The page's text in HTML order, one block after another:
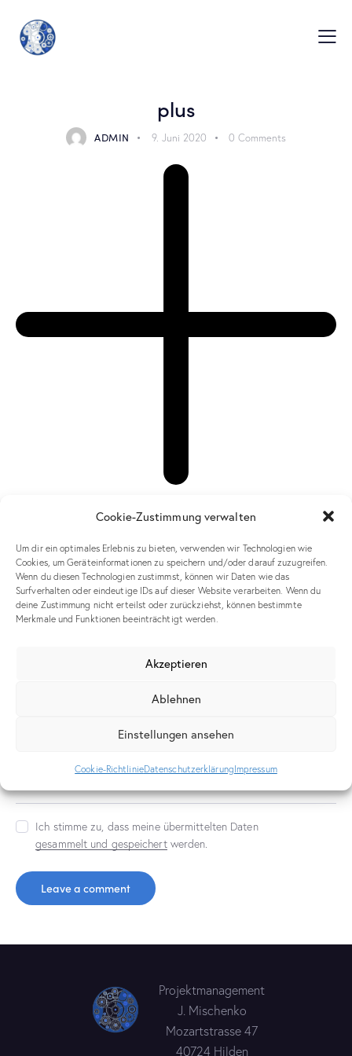
Cookie-Zustimmung verwalten
Um dir ein optimales Erlebnis zu bieten, verwenden wir Technologien wie
Cookies, um Geräteinformationen zu speichern und/oder darauf zuzugreifen.
Wenn du diesen Technologien zustimmst, können wir Daten wie das
Surfverhalten oder eindeutige IDs auf dieser Website verarbeiten. Wenn du
deine Zustimmung nicht erteilst oder zurückziehst, können bestimmte
Merkmale und Funktionen beeinträchtigt werden.
Akzeptieren
Ablehnen
Einstellungen ansehen
Cookie-RichtlinieDatenschutzerklärungImpressum
plus
ADMIN 9. Juni 2020 0 Comments
Published in
plus
Leave a comment
Meinen Namen, meine E-Mail-Adresse und meine Website in
Ich stimme zu, dass meine übermittelten Daten
gesammelt und gespeichertwerden.
Projektmanagement
J. Mischenko
Mozartstrasse 47
40724 Hilden